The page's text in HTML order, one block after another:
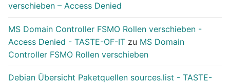
verschieben – Access Denied
MS Domain Controller FSMO Rollen verschieben -
Access Denied - TASTE-OF-IT zu MS Domain
Controller FSMO Rollen verschieben
Debian Übersicht Paketquellen sources.list - TASTE-